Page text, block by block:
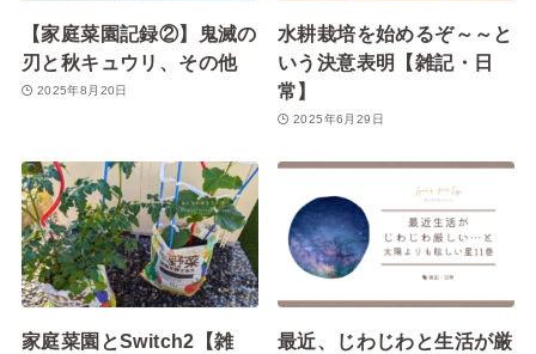
【家庭菜園記録②】鬼滅の
刃と秋キュウリ、その他
2025年8月20日
水耕栽培を始めるぞ～～と
いう決意表明【雑記・日
常】
2025年6月29日
家庭菜園とSwitch2【雑
最近、じわじわと生活が厳